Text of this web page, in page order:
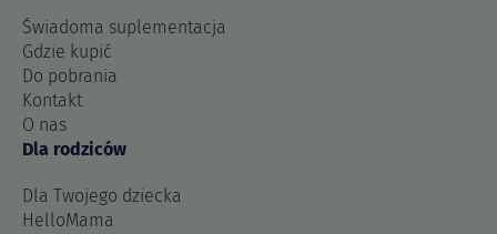
Świadoma suplementacja
Gdzie kupić
Do pobrania
Kontakt
O nas
Dla rodziców
Dla Twojego dziecka
HelloMama